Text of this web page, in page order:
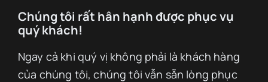
Chúng tôi rất hân hạnh được phục vụ
quý khách!
Ngay cả khi quý vị không phải là khách hàng
của chúng tôi, chúng tôi vẫn sẵn lòng phục